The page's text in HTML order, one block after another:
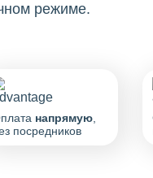
режиме.
напрямую,
посредников